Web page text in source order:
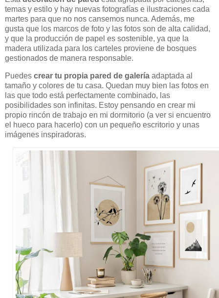
temas y estilo y hay nuevas fotografías e ilustraciones cada
martes para que no nos cansemos nunca. Además, me
gusta que los marcos de foto y las fotos son de alta calidad,
y que la producción de papel es sostenible, ya que la
madera utilizada para los carteles proviene de bosques
gestionados de manera responsable.
Puedes crear tu propia pared de galería adaptada al
tamaño y colores de tu casa. Quedan muy bien las fotos en
las que todo está perfectamente combinado, las
posibilidades son infinitas. Estoy pensando en crear mi
propio rincón de trabajo en mi dormitorio (a ver si encuentro
el hueco para hacerlo) con un pequeño escritorio y unas
imágenes inspiradoras.